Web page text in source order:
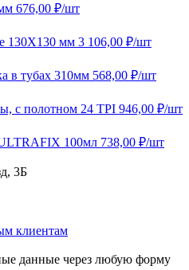
676,00 ₽/шт
130Х130 мм 3 106,00 ₽/шт
в тубах 310мм 568,00 ₽/шт
с полотном 24 TPI 946,00 ₽/шт
100мл 738,00 ₽/шт
3Б
клиентам
данные через любую форму